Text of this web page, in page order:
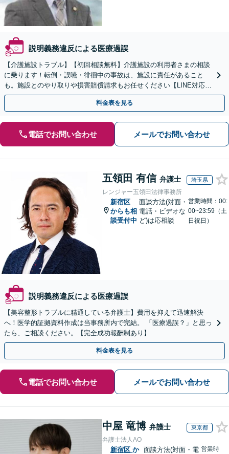
説明義務違反による医療過誤
【介護施設トラブル】【初回相談無料】介護施設の利用者さまの相談
に乗ります！転倒・誤嚥・徘徊中の事故は、施設に責任があること
も。施設とのやり取りや損害賠償請求もお任せください【LINE対応
可】【夜間・休日面談可】【関東エリア対応】
料金表を見る
電話でお問い合わせ メールでお問い合わせ
五領田 有信 弁護士 埼玉県
レンジャー五領田法律事務所
新宿区
からも相
談受付中
面談方法(対面・
電話・ビデオな
ど)は応相談
営業時間：00:
00~23:59（土
日祝日）
説明義務違反による医療過誤
【美容整形トラブルに精通している弁護士】費用を抑えて迅速解決
へ！医学的証拠資料作成は当事務所内で完結。 「医療過誤？」と思っ
たら、ご相談ください。【完全成功報酬制あり】
料金表を見る
電話でお問い合わせ メールでお問い合わせ
中屋 竜博 弁護士 東京都
弁護士法人AO
新宿区 か 面談方法(対面・電 営業時